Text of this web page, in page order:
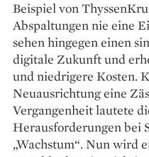
Beispiel von
Abspaltungen nie eine
sehen hingegen einen
digitale Zukunft und
und niedrigere Kosten.
Neuausrichtung eine
Vergangenheit lautete
Herausforderungen bei
„Wachstum“. Nun wird